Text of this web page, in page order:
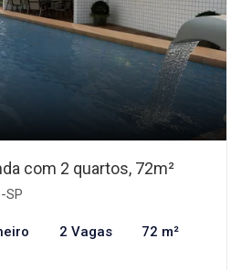
com 2 quartos, 72m²
SP
2 Vagas 72 m²